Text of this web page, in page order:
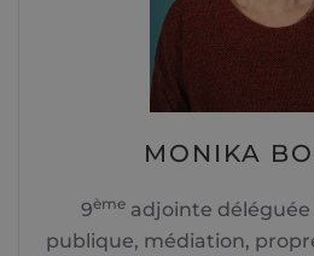
MONIKA
9èmeadjointe déléguée
publique, médiation,